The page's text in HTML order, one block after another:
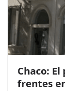
Chaco:
frentes